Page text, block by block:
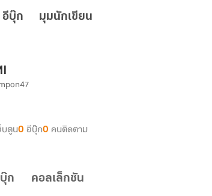
อีบุ๊ก มุมนักเขียน
บตูน0 อีบุ๊ก0 คนติดตาม
ก คอลเล็กชัน